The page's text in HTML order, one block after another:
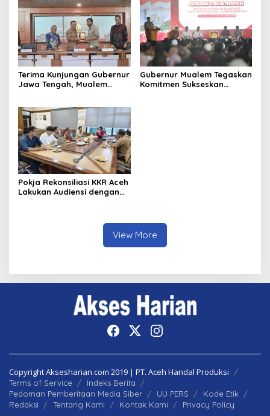
Universitas Ahmad Dahlan
Aceh
Goes to School”
Terima Kunjungan Gubernur
Jawa Tengah, Mualem
Gubernur Mualem Tegaskan
Komitmen Sukseskan
Pokja Rekonsiliasi KKR Aceh
Lakukan Audiensi dengan
View More
Copyright Aksesharian.com 2019 | PT. Aceh Handal Produksi
Terms of Service
Indeks Berita
Pedoman Pemberitaan Media Siber
UU PERS
Kode Etik
Redaksi
Tentang Kami Kontak Kami Privacy Policy